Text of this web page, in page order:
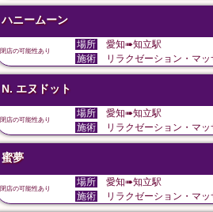
ハニームーン
閉店の可能性あり
場所 愛知➠知立駅
施術 リラクゼーション・マッ
N. エヌドット
閉店の可能性あり
場所 愛知➠知立駅
施術 リラクゼーション・マッ
蜜夢
閉店の可能性あり
場所 愛知➠知立駅
施術 リラクゼーション・マッ